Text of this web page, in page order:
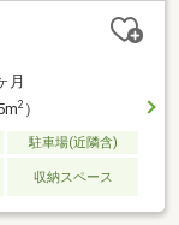
月
2）
駐車場(近隣含)
収納スペース